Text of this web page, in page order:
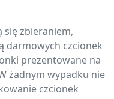
się zbieraniem,
darmowych czcionek
prezentowane na
żadnym wypadku nie
czcionek